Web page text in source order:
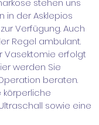
stehen uns
in der Asklepios
Verfügung. Auch
Regel ambulant.
Vasektomie erfolgt
werden Sie
beraten.
körperliche
sowie eine